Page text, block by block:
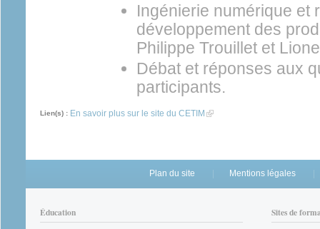
Ingénierie numérique et
développement des
Philippe Trouillet et
Débat et réponses aux
participants.
Lien(s) : En savoir plus sur le site du CETIM (link is external)
Plan du site Mentions légales
Éducation Sites de